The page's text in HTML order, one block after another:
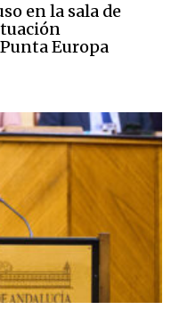
en la sala de
Europa